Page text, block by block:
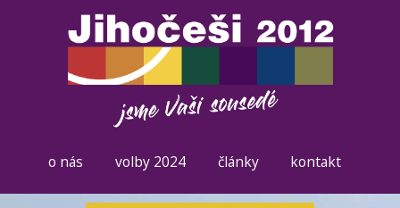
o nás volby 2024 články kontakt